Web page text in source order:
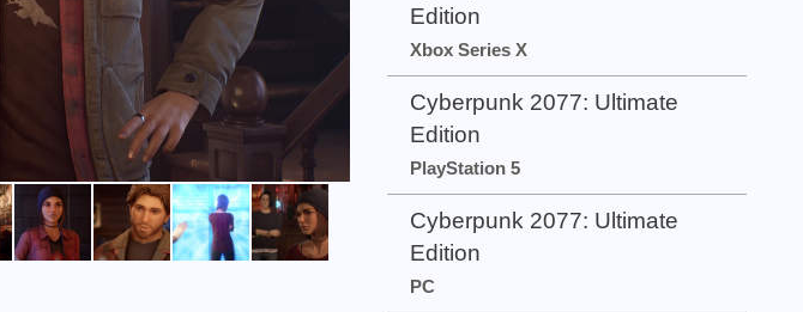
Edition
Xbox Series X
Cyberpunk 2077: Ultimate
Edition
PlayStation 5
Cyberpunk 2077: Ultimate
Edition
PC